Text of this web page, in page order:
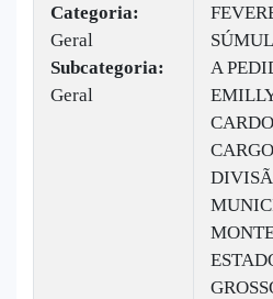
Categoria:
Geral
Subcategoria:
Geral
A